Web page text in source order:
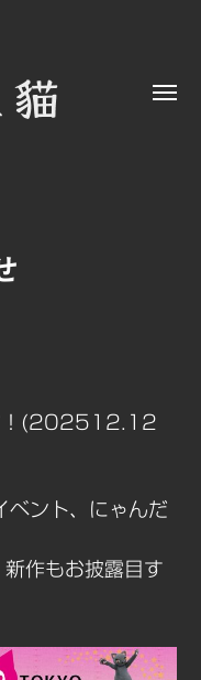
！(202512.12
ベント、にゃんだ
作もお披露目す